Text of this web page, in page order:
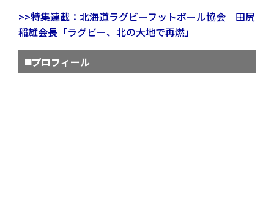
>>特集連載：北海道ラグビーフットボール協会 田尻
稲雄会長「ラグビー、北の大地で再燃」
◼️プロフィール